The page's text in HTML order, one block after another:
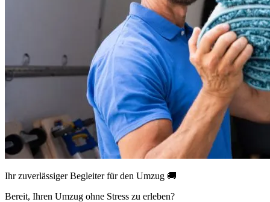
Ihr zuverlässiger Begleiter für den Umzug 🚚
Bereit, Ihren Umzug ohne Stress zu erleben?